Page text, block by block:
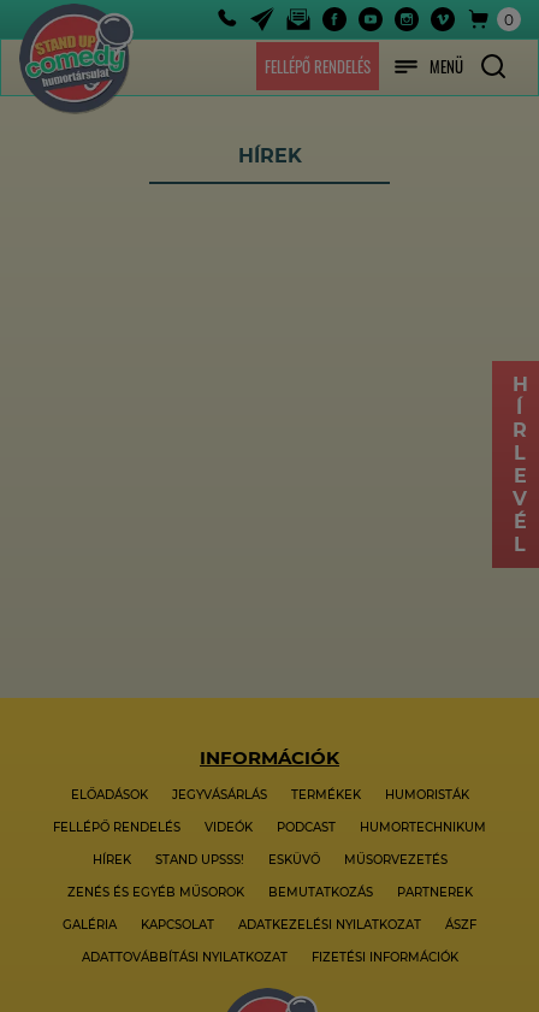
0
FELLÉPŐ RENDELÉS MENÜ
HÍRLEVÉL
HÍREK
INFORMÁCIÓK
ELŐADÁSOK JEGYVÁSÁRLÁS TERMÉKEK HUMORISTÁK
FELLÉPŐ RENDELÉS VIDEÓK PODCAST HUMORTECHNIKUM
HÍREK STAND UPSSS! ESKÜVŐ MŰSORVEZETÉS
ZENÉS ÉS EGYÉB MŰSOROK BEMUTATKOZÁS PARTNEREK
GALÉRIA KAPCSOLAT ADATKEZELÉSI NYILATKOZAT ÁSZF
ADATTOVÁBBÍTÁSI NYILATKOZAT FIZETÉSI INFORMÁCIÓK